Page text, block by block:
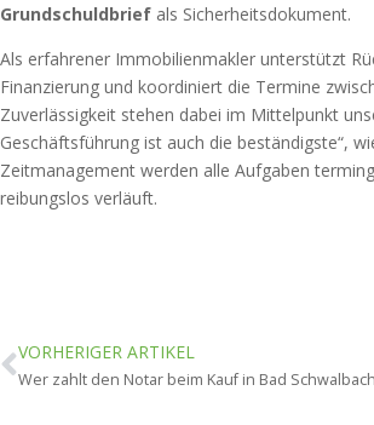
Grundschuldbrief als Sicherheitsdokument.
Als erfahrener Immobilienmakler unterstützt
Finanzierung und koordiniert die Termine
Zuverlässigkeit stehen dabei im Mittelpunkt
Geschäftsführung ist auch die beständigste“,
Zeitmanagement werden alle Aufgaben
reibungslos verläuft.
VORHERIGER ARTIKEL
Wer zahlt den Notar beim Kauf in Bad